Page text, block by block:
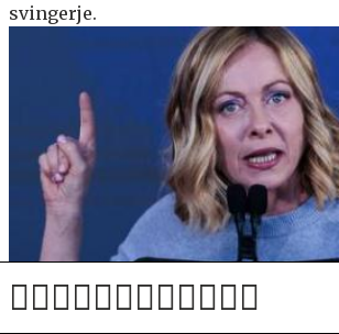
svingerje.